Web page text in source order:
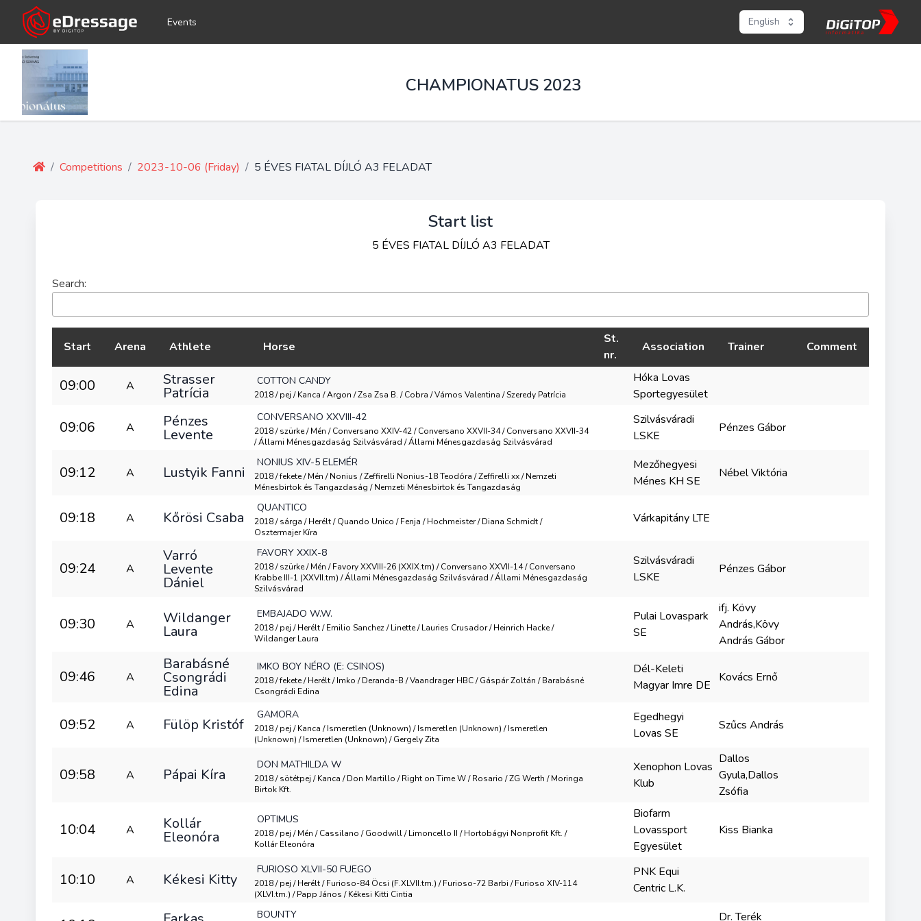
Events English
CHAMPIONATUS 2023
/ Competitions / 2023-10-06 (Friday) / 5 ÉVES FIATAL DÍJLÓ A3 FELADAT
Start list
5 ÉVES FIATAL DÍJLÓ A3 FELADAT
Search:
Start Arena Athlete Horse
St.
nr.
Association Trainer Comment
09:00 A Strasser
Patrícia
COTTON CANDY
2018 / pej / Kanca / Argon / Zsa Zsa B. / Cobra / Vámos Valentina / Szeredy Patrícia
Hóka Lovas
Sportegyesület
09:06 A Pénzes
Levente
CONVERSANO XXVIII-42
2018 / szürke / Mén / Conversano XXIV-42 / Conversano XXVII-34 / Conversano XXVII-34
/ Állami Ménesgazdaság Szilvásvárad / Állami Ménesgazdaság Szilvásvárad
Szilvásváradi
LSKE
Pénzes Gábor
09:12 A Lustyik Fanni
NONIUS XIV-5 ELEMÉR
2018 / fekete / Mén / Nonius / Zeffirelli Nonius-18 Teodóra / Zeffirelli xx / Nemzeti
Ménesbirtok és Tangazdaság / Nemzeti Ménesbirtok és Tangazdaság
Mezőhegyesi
Ménes KH SE
Nébel Viktória
09:18 A Kőrösi Csaba
QUANTICO
2018 / sárga / Herélt / Quando Unico / Fenja / Hochmeister / Diana Schmidt /
Osztermajer Kíra
Várkapitány LTE
09:24 A
Varró
Levente
Dániel
FAVORY XXIX-8
2018 / szürke / Mén / Favory XXVIII-26 (XXIX.tm) / Conversano XXVII-14 / Conversano
Krabbe III-1 (XXVII.tm) / Állami Ménesgazdaság Szilvásvárad / Állami Ménesgazdaság
Szilvásvárad
Szilvásváradi
LSKE
Pénzes Gábor
09:30 A Wildanger
Laura
EMBAJADO W.W.
2018 / pej / Herélt / Emilio Sanchez / Linette / Lauries Crusador / Heinrich Hacke /
Wildanger Laura
Pulai Lovaspark
SE
ifj. Kövy
András,Kövy
András Gábor
09:46 A
Barabásné
Csongrádi
Edina
IMKO BOY NÉRO (E: CSINOS)
2018 / fekete / Herélt / Imko / Deranda-B / Vaandrager HBC / Gáspár Zoltán / Barabásné
Csongrádi Edina
Dél-Keleti
Magyar Imre DE
Kovács Ernő
09:52 A Fülöp Kristóf
GAMORA
2018 / pej / Kanca / Ismeretlen (Unknown) / Ismeretlen (Unknown) / Ismeretlen
(Unknown) / Ismeretlen (Unknown) / Gergely Zita
Egedhegyi
Lovas SE
Szűcs András
09:58 A Pápai Kíra
DON MATHILDA W
2018 / sötétpej / Kanca / Don Martillo / Right on Time W / Rosario / ZG Werth / Moringa
Birtok Kft.
Xenophon Lovas
Klub
Dallos
Gyula,Dallos
Zsófia
10:04 A Kollár
Eleonóra
OPTIMUS
2018 / pej / Mén / Cassilano / Goodwill / Limoncello II / Hortobágyi Nonprofit Kft. /
Kollár Eleonóra
Biofarm
Lovassport
Egyesület
Kiss Bianka
10:10 A Kékesi Kitty
FURIOSO XLVII-50 FUEGO
2018 / pej / Herélt / Furioso-84 Öcsi (F.XLVII.tm.) / Furioso-72 Barbi / Furioso XIV-114
(XLVI.tm.) / Papp János / Kékesi Kitti Cintia
PNK Equi
Centric L.K.
BOUNTY Dr. Terék